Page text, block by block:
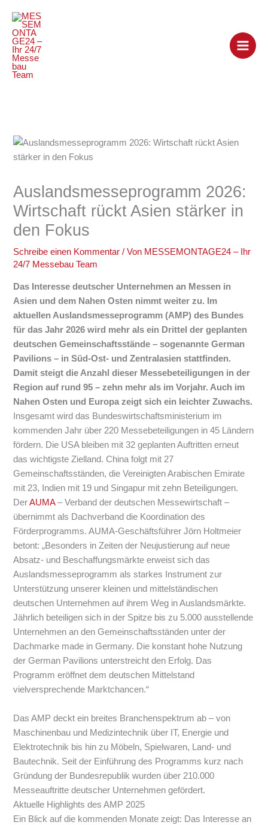
Inhalt
springen
Auslandsmesseprogramm 2026:
Wirtschaft rückt Asien stärker in
den Fokus
Schreibe einen Kommentar / Von MESSEMONTAGE24 – Ihr
24/7 Messebau Team
Das Interesse deutscher Unternehmen an Messen in
Asien und dem Nahen Osten nimmt weiter zu. Im
aktuellen Auslandsmesseprogramm (AMP) des Bundes
für das Jahr 2026 wird mehr als ein Drittel der geplanten
deutschen Gemeinschaftsstände – sogenannte German
Pavilions – in Süd-Ost- und Zentralasien stattfinden.
Damit steigt die Anzahl dieser Messebeteiligungen in der
Region auf rund 95 – zehn mehr als im Vorjahr. Auch im
Nahen Osten und Europa zeigt sich ein leichter Zuwachs.
Insgesamt wird das Bundeswirtschaftsministerium im
kommenden Jahr über 220 Messebeteiligungen in 45 Ländern
fördern. Die USA bleiben mit 32 geplanten Auftritten erneut
das wichtigste Zielland. China folgt mit 27
Gemeinschaftsständen, die Vereinigten Arabischen Emirate
mit 23, Indien mit 19 und Singapur mit zehn Beteiligungen.
DerAUMA– Verband der deutschen Messewirtschaft –
übernimmt als Dachverband die Koordination des
Förderprogramms. AUMA-Geschäftsführer Jörn Holtmeier
betont: „Besonders in Zeiten der Neujustierung auf neue
Absatz- und Beschaffungsmärkte erweist sich das
Auslandsmesseprogramm als starkes Instrument zur
Unterstützung unserer kleinen und mittelständischen
deutschen Unternehmen auf ihrem Weg in Auslandsmärkte.
Jährlich beteiligen sich in der Spitze bis zu 5.000 ausstellende
Unternehmen an den Gemeinschaftsständen unter der
Dachmarke made in Germany. Die konstant hohe Nutzung
der German Pavilions unterstreicht den Erfolg. Das
Programm eröffnet dem deutschen Mittelstand
vielversprechende Marktchancen.“
Das AMP deckt ein breites Branchenspektrum ab – von
Maschinenbau und Medizintechnik über IT, Energie und
Elektrotechnik bis hin zu Möbeln, Spielwaren, Land- und
Bautechnik. Seit der Einführung des Programms kurz nach
Gründung der Bundesrepublik wurden über 210.000
Messeauftritte deutscher Unternehmen gefördert.
Aktuelle Highlights des AMP 2025
Ein Blick auf die kommenden Monate zeigt: Das Interesse an